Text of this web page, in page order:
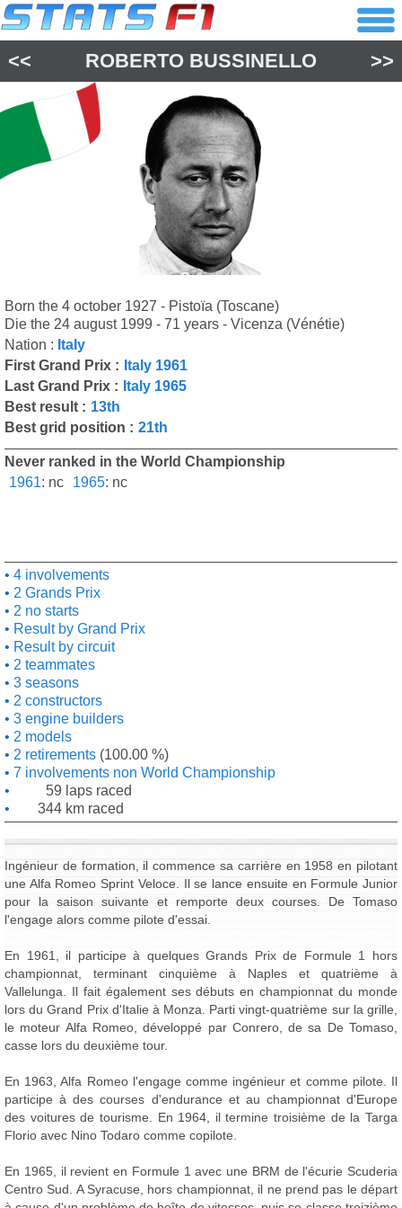
<< ROBERTO BUSSINELLO >>
Born the 4 october 1927 - Pistoïa (Toscane)
Die the 24 august 1999 - 71 years - Vicenza (Vénétie)
Nation : Italy
First Grand Prix : Italy 1961
Last Grand Prix : Italy 1965
Best result : 13th
Best grid position : 21th
Never ranked in the World Championship
1961: nc 1965: nc
4 involvements
2 Grands Prix
2 no starts
Result by Grand Prix
Result by circuit
2 teammates
3 seasons
2 constructors
3 engine builders
2 models
2 retirements (100.00 %)
7 involvements non World Championship
59 laps raced
344 km raced
Ingénieur de formation, il commence sa carrière en 1958 en pilotant
une Alfa Romeo Sprint Veloce. Il se lance ensuite en Formule Junior
pour la saison suivante et remporte deux courses. De Tomaso
l'engage alors comme pilote d'essai.
En 1961, il participe à quelques Grands Prix de Formule 1 hors
championnat, terminant cinquième à Naples et quatrième à
Vallelunga. Il fait également ses débuts en championnat du monde
lors du Grand Prix d'Italie à Monza. Parti vingt-quatrième sur la grille,
le moteur Alfa Romeo, développé par Conrero, de sa De Tomaso,
casse lors du deuxième tour.
En 1963, Alfa Romeo l'engage comme ingénieur et comme pilote. Il
participe à des courses d'endurance et au championnat d'Europe
des voitures de tourisme. En 1964, il termine troisième de la Targa
Florio avec Nino Todaro comme copilote.
En 1965, il revient en Formule 1 avec une BRM de l'écurie Scuderia
Centro Sud. A Syracuse, hors championnat, il ne prend pas le départ